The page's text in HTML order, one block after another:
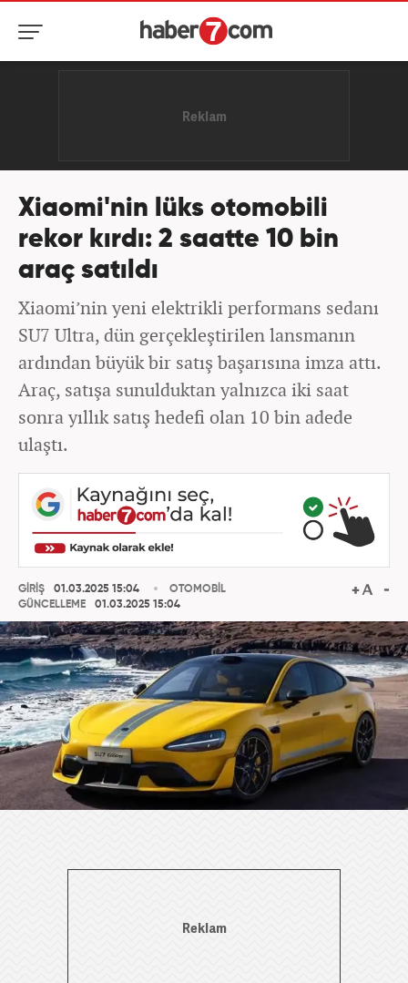
Xiaomi'nin lüks otomobili
rekor kırdı: 2 saatte 10 bin
araç satıldı
Xiaomi’nin yeni elektrikli performans sedanı
SU7 Ultra, dün gerçekleştirilen lansmanın
ardından büyük bir satış başarısına imza attı.
Araç, satışa sunulduktan yalnızca iki saat
sonra yıllık satış hedefi olan 10 bin adede
ulaştı.
GİRİŞ
01.03.2025 15:04
GÜNCELLEME
01.03.2025 15:04
OTOMOBİL